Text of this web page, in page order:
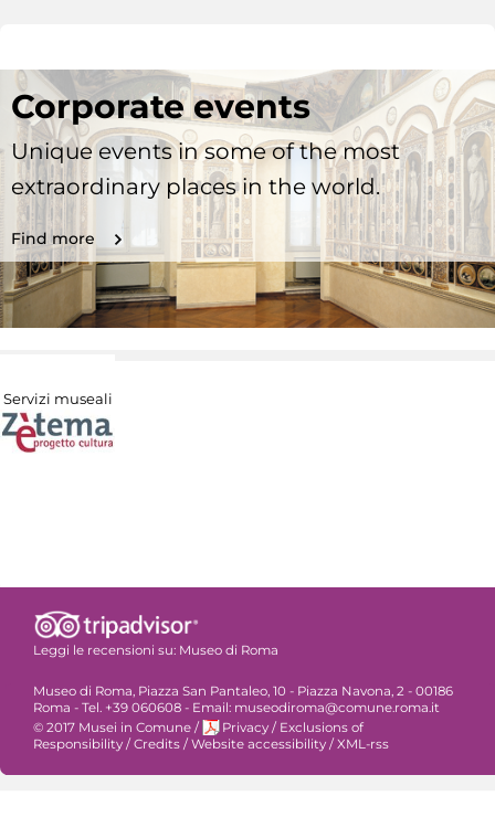
Corporate events
Unique events in some of the most
extraordinary places in the world.
Find more
Servizi museali
Leggi le recensioni su: Museo di Roma
Museo di Roma, Piazza San Pantaleo, 10 - Piazza Navona, 2 - 00186
Roma - Tel. +39 060608 - Email: museodiroma@comune.roma.it
© 2017 Musei in Comune / Privacy / Exclusions of
Responsibility / Credits / Website accessibility / XML-rss